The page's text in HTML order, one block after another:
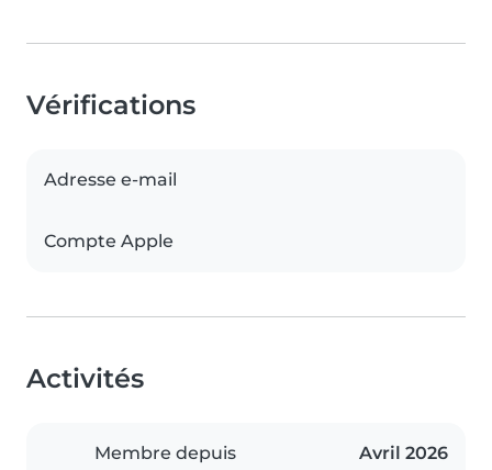
Vérifications
Adresse e-mail
Compte Apple
Activités
Membre depuis Avril 2026